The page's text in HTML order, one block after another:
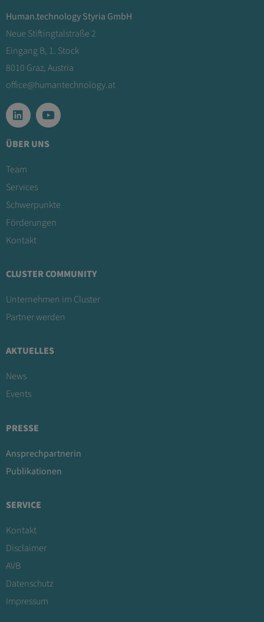
Human.technology Styria GmbH
Neue Stiftingtalstraße 2
Eingang B, 1. Stock
8010 Graz, Austria
office@humantechnology.at
ÜBER UNS
Team
Services
Schwerpunkte
Förderungen
Kontakt
CLUSTER COMMUNITY
Unternehmen im Cluster
Partner werden
AKTUELLES
News
Events
PRESSE
Ansprechpartnerin
Publikationen
SERVICE
Kontakt
Disclaimer
AVB
Datenschutz
Impressum